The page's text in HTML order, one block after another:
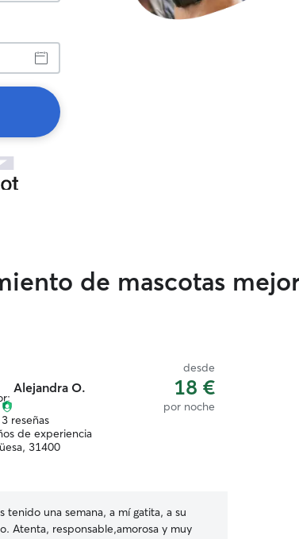
de mascotas
Alejandra O.
desde
18 €
por noche
3 reseñas
de experiencia
31400
tenido una semana, a mí gatita, a su
Atenta, responsable,amorosa y muy